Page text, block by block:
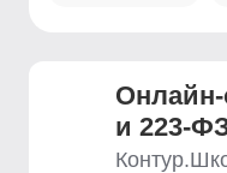
и 223-